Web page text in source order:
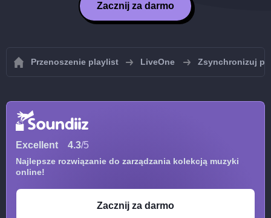
Zacznij za darmo
Przenoszenie playlist LiveOne Zsynchronizuj
Excellent 4.3/5
Najlepsze rozwiązanie do zarządzania kolekcją muzyki
online!
Zacznij za darmo